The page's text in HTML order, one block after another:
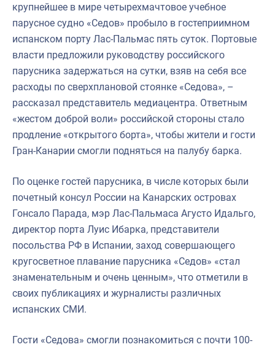
крупнейшее в мире четырехмачтовое учебное
парусное судно «Седов» пробыло в гостеприимном
испанском порту Лас-Пальмас пять суток. Портовые
власти предложили руководству российского
парусника задержаться на сутки, взяв на себя все
расходы по сверхплановой стоянке «Седова», –
рассказал представитель медиацентра. Ответным
«жестом доброй воли» российской стороны стало
продление «открытого борта», чтобы жители и гости
Гран-Канарии смогли подняться на палубу барка.
По оценке гостей парусника, в числе которых были
почетный консул России на Канарских островах
Гонсало Парада, мэр Лас-Пальмаса Агусто Идальго,
директор порта Луис Ибарка, представители
посольства РФ в Испании, заход совершающего
кругосветное плавание парусника «Седов» «стал
знаменательным и очень ценным», что отметили в
своих публикациях и журналисты различных
испанских СМИ.
Гости «Седова» смогли познакомиться с почти 100-